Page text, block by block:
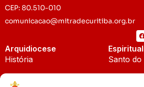
CEP: 80.510-010
comunicacao@mitradecuritiba.org.br
Arquidiocese
História
Padroeira
Santo do